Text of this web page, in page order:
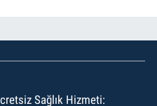
Sağlık Hizmeti: